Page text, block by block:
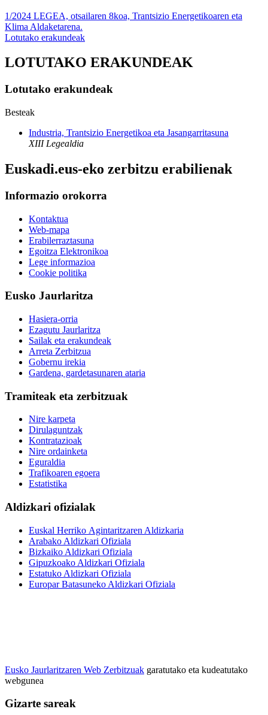
1/2024 LEGEA, otsailaren 8koa, Trantsizio Energetikoaren eta
Klima Aldaketarena.
Lotutako erakundeak
LOTUTAKO ERAKUNDEAK
Lotutako erakundeak
Besteak
Industria, Trantsizio Energetikoa eta Jasangarritasuna
XIII Legealdia
Euskadi.eus-eko zerbitzu erabilienak
Informazio orokorra
Kontaktua
Web-mapa
Erabilerraztasuna
Egoitza Elektronikoa
Lege informazioa
Cookie politika
Eusko Jaurlaritza
Hasiera-orria
Ezagutu Jaurlaritza
Sailak eta erakundeak
Arreta Zerbitzua
Gobernu irekia
Gardena, gardetasunaren ataria
Tramiteak eta zerbitzuak
Nire karpeta
Dirulaguntzak
Kontratazioak
Nire ordainketa
Eguraldia
Trafikoaren egoera
Estatistika
Aldizkari ofizialak
Euskal Herriko Agintaritzaren Aldizkaria
Arabako Aldizkari Ofiziala
Bizkaiko Aldizkari Ofiziala
Gipuzkoako Aldizkari Ofiziala
Estatuko Aldizkari Ofiziala
Europar Batasuneko Aldizkari Ofiziala
Eusko Jaurlaritzaren Web Zerbitzuak garatutako eta kudeatutako
webgunea
Gizarte sareak